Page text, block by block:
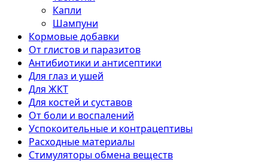
Капли
Шампуни
Кормовые добавки
От глистов и паразитов
Антибиотики и антисептики
Для глаз и ушей
Для ЖКТ
Для костей и суставов
От боли и воспалений
Успокоительные и контрацептивы
Расходные материалы
Стимуляторы обмена веществ